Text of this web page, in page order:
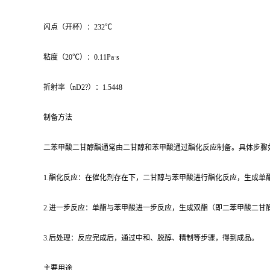
闪点（开杯）：232℃
粘度（20℃）：0.11Pa·s
折射率（nD2?）：1.5448
制备方法
二苯甲酸二甘醇酯通常由二甘醇和苯甲酸通过酯化反应制备。具体步骤
1.酯化反应：在催化剂存在下，二甘醇与苯甲酸进行酯化反应，生成单
2.进一步反应：单酯与苯甲酸进一步反应，生成双酯（即二苯甲酸二甘
3.后处理：反应完成后，通过中和、脱醇、精制等步骤，得到成品。
主要用途